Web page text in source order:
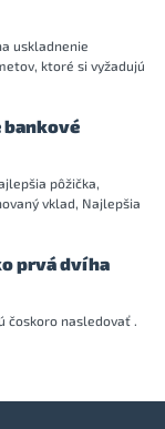
uskladnenie
ktoré si vyžadujú
bankové
pôžička,
vklad, Najlepšia
prvá dvíha
čoskoro nasledovať .